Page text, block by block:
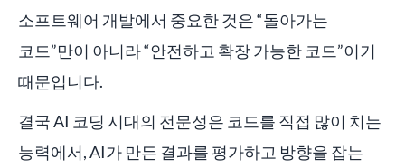
소프트웨어 개발에서 중요한 것은 “돌아가는
코드”만이 아니라 “안전하고 확장 가능한 코드”이기
때문입니다.
결국 AI 코딩 시대의 전문성은 코드를 직접 많이 치는
능력에서, AI가 만든 결과를 평가하고 방향을 잡는